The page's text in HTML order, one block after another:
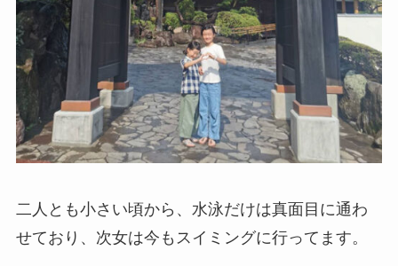
二人とも小さい頃から、水泳だけは真面目に通わ
せており、次女は今もスイミングに行ってます。